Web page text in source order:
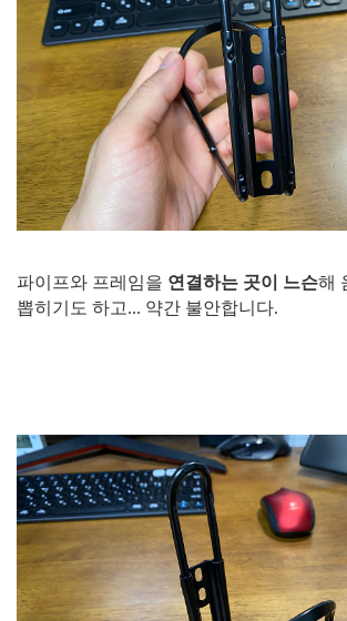
파이프와 프레임을 연결하는 곳이 느슨해
뽑히기도 하고... 약간 불안합니다.